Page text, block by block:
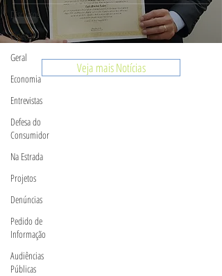
Discursos
Especial
Geral
Economia
Entrevistas
Defesa do
Consumidor
Na Estrada
Projetos
Denúncias
Pedido de
Informação
Audiências
Públicas
Veja mais Notícias